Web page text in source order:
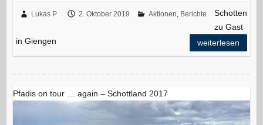
Lukas P 2. Oktober 2019 Aktionen, Berichte
Schotten
zu Gast
in Giengen
weiterlesen
Pfadis on tour … again – Schottland 2017